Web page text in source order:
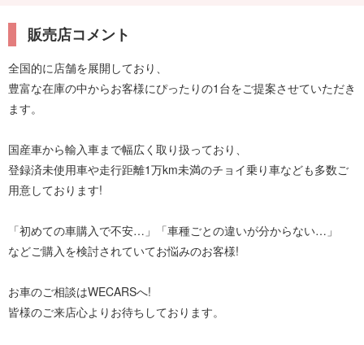
販売店コメント
全国的に店舗を展開しており、
豊富な在庫の中からお客様にぴったりの1台をご提案させていただき
ます。
国産車から輸入車まで幅広く取り扱っており、
登録済未使用車や走行距離1万km未満のチョイ乗り車なども多数ご
用意しております!
「初めての車購入で不安…」「車種ごとの違いが分からない…」
などご購入を検討されていてお悩みのお客様!
お車のご相談はWECARSへ!
皆様のご来店心よりお待ちしております。